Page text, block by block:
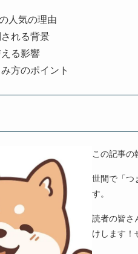
人気の理由
れる背景
る影響
方のポイント
この記事の
世間で「つ
す。
読者の皆さ
けします！